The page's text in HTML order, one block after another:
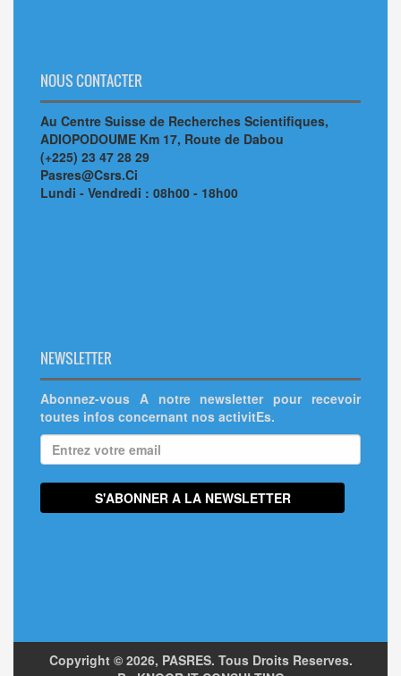
NOUS CONTACTER
Au Centre Suisse de Recherches Scientifiques,
ADIOPODOUME Km 17, Route de Dabou
(+225) 23 47 28 29
Pasres@Csrs.Ci
Lundi - Vendredi : 08h00 - 18h00
NEWSLETTER
Abonnez-vous A notre newsletter pour recevoir
toutes infos concernant nos activitEs.
Copyright © 2026, PASRES. Tous Droits Reserves.